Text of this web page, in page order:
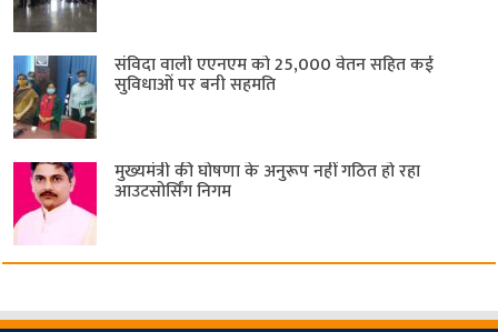
संविदा वाली एएनएम को 25,000 वेतन सहित कई
सुविधाओं पर बनी सहमति
मुख्यमंत्री की घोषणा के अनुरूप नहीं गठित हो रहा
आउटसोर्सिंग निगम